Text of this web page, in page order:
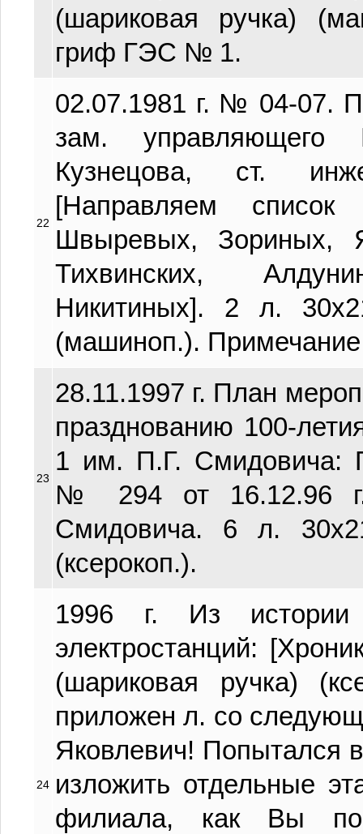
(шариковая ручка)
гриф ГЭС № 1.
22
02.07.1981 г. № 04-07.
зам.
Кузнецова, ст.
[Направляем список
Швыревых, Зориных,
Тихвинских,
Никитиных]. 2 л.
(машиноп.).
23
28.11.1997 г. План
празднованию 100-
1 им. П.Г. Смидовича:
№ 294 от 16.12.96
Смидовича. 6 л.
(ксерокоп.).
24
1996 г. Из истории
электростанций:
(шариковая ручка)
приложен л. со
Яковлевич! Попытался
изложить отдельные
филиала, как Вы